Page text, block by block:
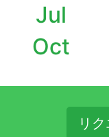
Jul
Oct
リ